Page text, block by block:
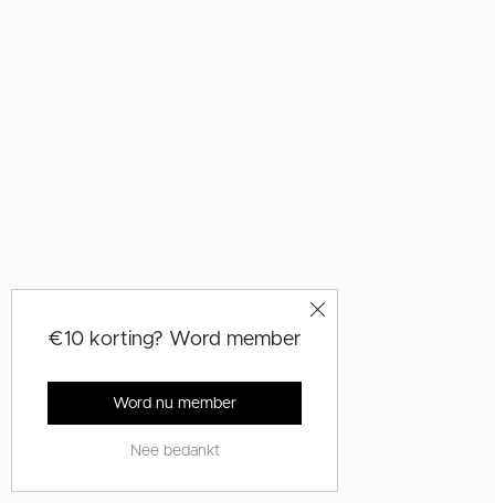
€10 korting? Word member
Word nu member
Nee bedankt